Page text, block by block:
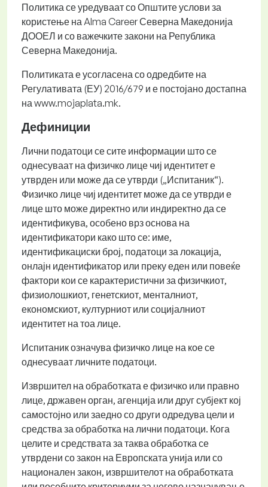
Политика се уредуваат со Општите услови за
користење на Alma Career Северна Македонија
ДООЕЛ и со важечките закони на Република
Северна Македонија.
Политиката е усогласена со одредбите на
Регулативата (ЕУ) 2016/679 и е постојано достапна
на www.mojaplata.mk.
Дефиниции
Лични податоци се сите информации што се
однесуваат на физичко лице чиј идентитет е
утврден или може да се утврди („Испитаник“).
Физичко лице чиј идентитет може да се утврди е
лице што може директно или индиректно да се
идентификува, особено врз основа на
идентификатори како што се: име,
идентификациски број, податоци за локација,
онлајн идентификатор или преку еден или повеќе
фактори кои се карактеристични за физичкиот,
физиолошкиот, генетскиот, менталниот,
економскиот, културниот или социјалниот
идентитет на тоа лице.
Испитаник означува физичко лице на кое се
однесуваат личните податоци.
Извршител на обработката е физичко или правно
лице, државен орган, агенција или друг субјект кој
самостојно или заедно со други одредува цели и
средства за обработка на лични податоци. Кога
целите и средствата за таква обработка се
утврдени со закон на Европската унија или со
национален закон, извршителот на обработката